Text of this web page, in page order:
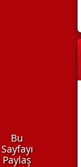
Bu
Sayfayı
Paylaş